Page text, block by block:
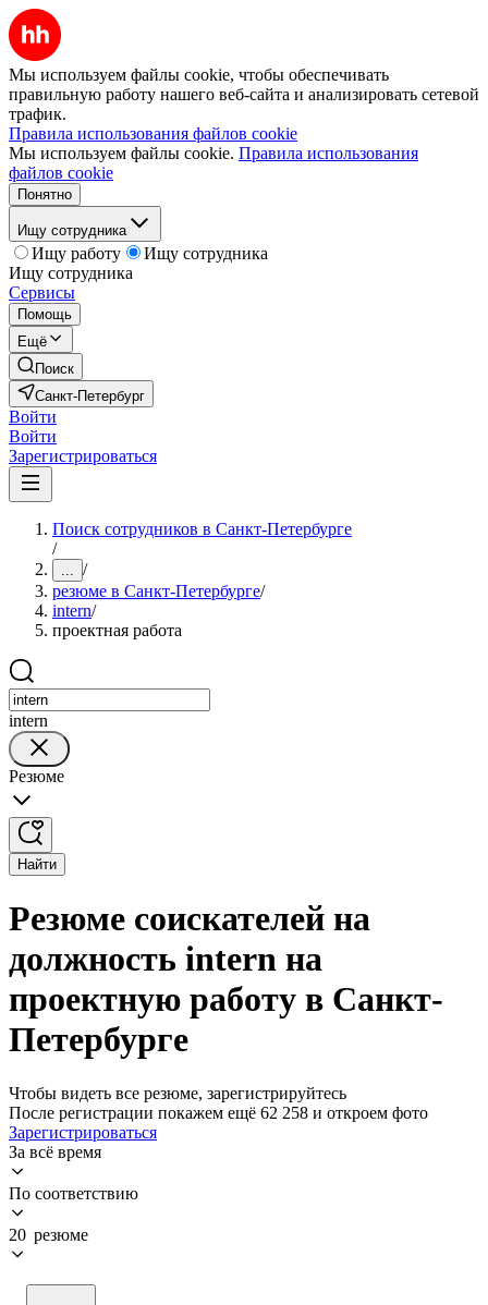
Мы используем файлы cookie, чтобы обеспечивать
правильную работу нашего веб-сайта и анализировать сетевой
трафик.
Правила использования файлов cookie
Мы используем файлы cookie. Правила использования
файлов cookie
Понятно
Ищу сотрудника
Ищу работу
Ищу сотрудника
Ищу сотрудника
Сервисы
Помощь
Ещё
Поиск
Санкт-Петербург
Войти
Войти
Зарегистрироваться
Поиск сотрудников в Санкт-Петербурге
/
... /
резюме в Санкт-Петербурге/
intern/
проектная работа
intern
Резюме
Найти
Резюме соискателей на
должность intern на
проектную работу в Санкт-
Петербурге
Чтобы видеть все резюме, зарегистрируйтесь
После регистрации покажем ещё 62 258 и откроем фото
Зарегистрироваться
За всё время
По соответствию
20 резюме